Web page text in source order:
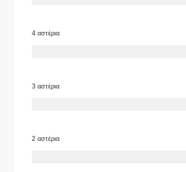
4 αστέρια
3 αστέρια
2 αστέρια